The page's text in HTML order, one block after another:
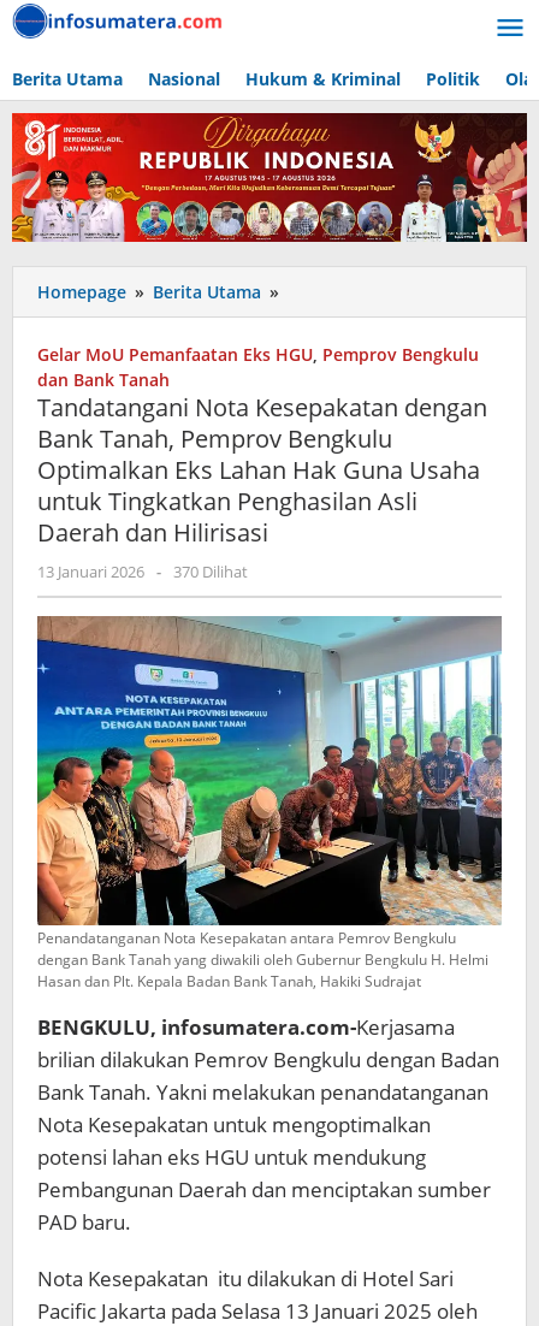
Lewati
ke
Berita Utama Nasional Hukum & Kriminal Politik
Homepage » Berita Utama »
Nota
dengan
Tanah,
Pemprov
Bengkulu
Optimalkan
Eks
Guna
Usaha
untuk
Tingkatkan
Penghasilan
Asli
Daerah
dan
Hilirisasi
Gelar MoU Pemanfaatan Eks HGU, Pemprov Bengkulu
dan Bank Tanah
Tandatangani Nota Kesepakatan dengan
Bank Tanah, Pemprov Bengkulu
Optimalkan Eks Lahan Hak Guna Usaha
untuk Tingkatkan Penghasilan Asli
Daerah dan Hilirisasi
13 Januari 2026 oleh
admin
- 370 Dilihat
Penandatanganan Nota Kesepakatan antara Pemrov Bengkulu
dengan Bank Tanah yang diwakili oleh Gubernur Bengkulu H. Helmi
Hasan dan Plt. Kepala Badan Bank Tanah, Hakiki Sudrajat
BENGKULU, infosumatera.com-Kerjasama
brilian dilakukan Pemrov Bengkulu dengan Badan
Bank Tanah. Yakni melakukan penandatanganan
Nota Kesepakatan untuk mengoptimalkan
potensi lahan eks HGU untuk mendukung
Pembangunan Daerah dan menciptakan sumber
PAD baru.
Nota Kesepakatan itu dilakukan di Hotel Sari
Pacific Jakarta pada Selasa 13 Januari 2025 oleh